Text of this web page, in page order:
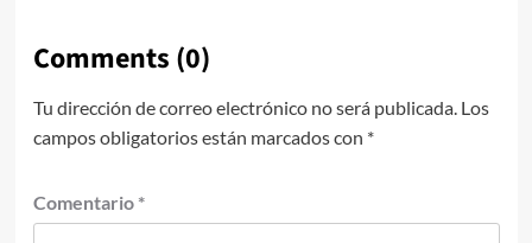
Comments (0)
Tu dirección de correo electrónico no será publicada. Los
campos obligatorios están marcados con *
Comentario *